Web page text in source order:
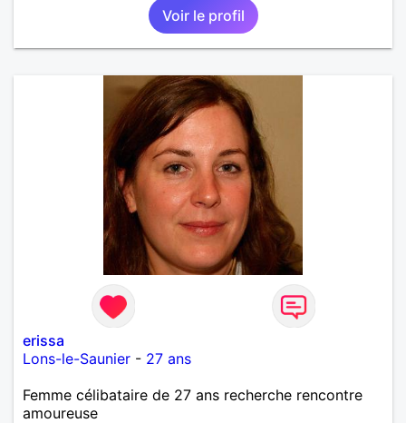
Voir le profil
erissa
Lons-le-Saunier - 27 ans
Femme célibataire de 27 ans recherche rencontre
amoureuse